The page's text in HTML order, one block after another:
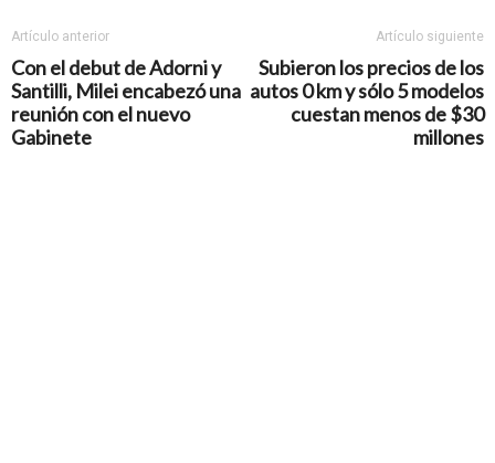
Artículo anterior
Con el debut de Adorni y
Santilli, Milei encabezó una
reunión con el nuevo
Gabinete
Artículo siguiente
Subieron los precios de los
autos 0 km y sólo 5 modelos
cuestan menos de $30
millones